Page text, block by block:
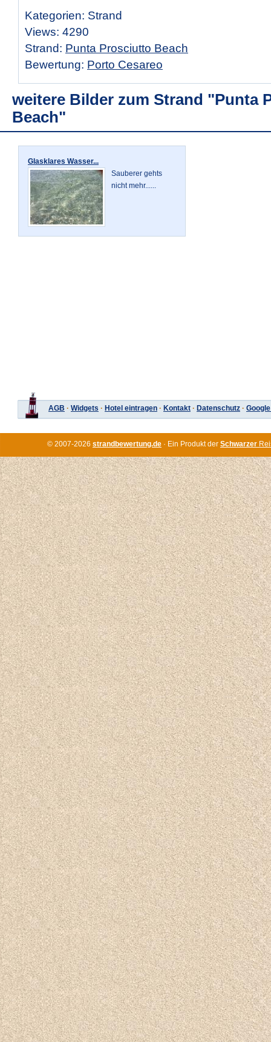
Kategorien: Strand
Views: 4290
Strand: Punta Prosciutto Beach
Bewertung: Porto Cesareo
weitere Bilder zum Strand "Punta
Beach"
Glasklares Wasser...
Sauberer gehts
nicht mehr......
AGB · Widgets · Hotel eintragen · Kontakt · Datenschutz ·
© 2007-2026 strandbewertung.de · Ein Produkt der Schwarzer